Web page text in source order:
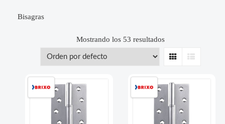
Bisagras
Mostrando los 53 resultados
Grid List